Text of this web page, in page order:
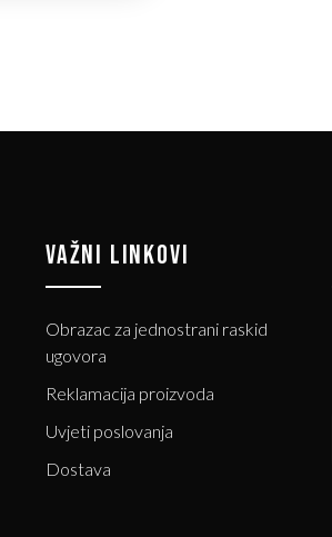
VAŽNI LINKOVI
Obrazac za jednostrani raskid
ugovora
Reklamacija proizvoda
Uvjeti poslovanja
Dostava